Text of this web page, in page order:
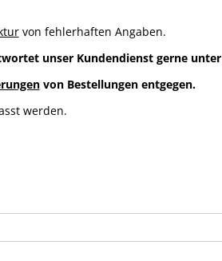
von fehlerhaften Angaben.
unser Kundendienst gerne unter
von Bestellungen entgegen.
werden.